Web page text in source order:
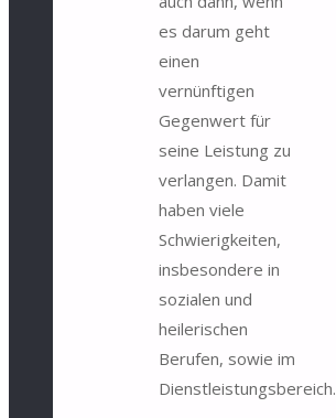
es darum geht
einen
vernünftigen
Gegenwert für
seine Leistung zu
verlangen. Damit
haben viele
Schwierigkeiten,
insbesondere in
sozialen und
heilerischen
Berufen, sowie im
Dienstleistungsbereich.